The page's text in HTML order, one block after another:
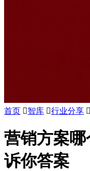
首页 智库 行业分享 
营销方案
诉你答案